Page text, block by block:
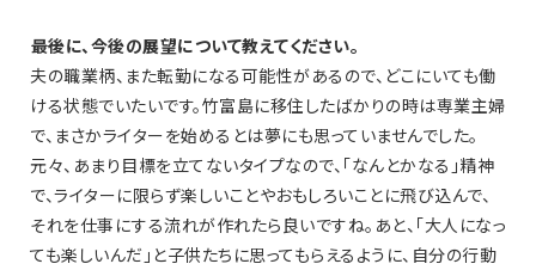
――最後に、今後の展望について教えてください。
夫の職業柄、また転勤になる可能性があるので、どこにいても働
ける状態でいたいです。竹富島に移住したばかりの時は専業主婦
で、まさかライターを始めるとは夢にも思っていませんでした。
元々、あまり目標を立てないタイプなので、「なんとかなる」精神
で、ライターに限らず楽しいことやおもしろいことに飛び込んで、
それを仕事にする流れが作れたら良いですね。あと、「大人になっ
ても楽しいんだ」と子供たちに思ってもらえるように、自分の行動